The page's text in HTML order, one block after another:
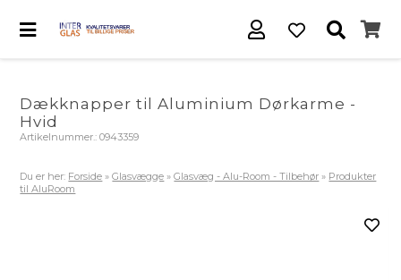
Dækknapper til Aluminium Dørkarme -
Hvid
Artikelnummer.:0943359
Du er her: Forside »Glasvægge »Glasvæg - Alu-Room - Tilbehør » Produkter
til AluRoom